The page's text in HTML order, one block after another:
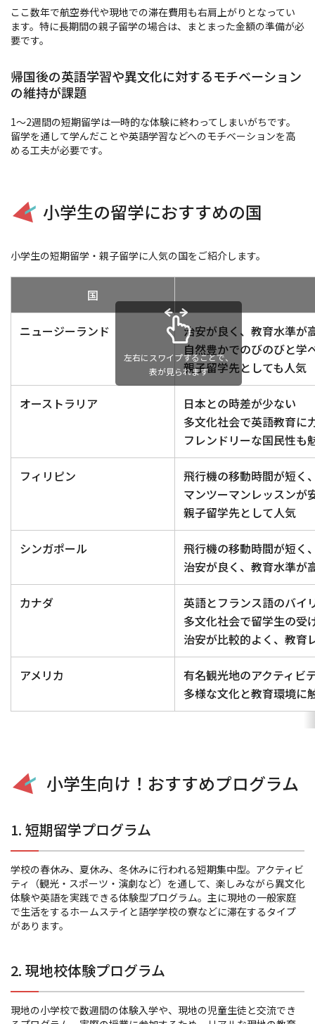
ここ数年で航空券代や現地での滞在費用も右肩上がりとなってい
ます。特に長期間の親子留学の場合は、まとまった金額の準備が必
要です。
帰国後の英語学習や異文化に対するモチベーション
の維持が課題
1～2週間の短期留学は一時的な体験に終わってしまいがちです。
留学を通して学んだことや英語学習などへのモチベーションを高
める工夫が必要です。
小学生の留学におすすめの国
小学生の短期留学・親子留学に人気の国をご紹介します。
国
ニュージーランド
治安が良く、教育水準が
自然豊かでのびのびと学
親子留学先としても人気
オーストラリア
日本との時差が少ない
多文化社会で英語教育に
フレンドリーな国民性も
フィリピン
飛行機の移動時間が短く
マンツーマンレッスンが
親子留学先として人気
シンガポール
飛行機の移動時間が短く
治安が良く、教育水準が
カナダ
英語とフランス語のバイ
多文化社会で留学生の受
治安が比較的よく、教育
アメリカ
有名観光地のアクティビ
多様な文化と教育環境に
左右にスワイプすることで、
表が見られます
小学生向け！おすすめプログラム
1. 短期留学プログラム
学校の春休み、夏休み、冬休みに行われる短期集中型。アクティビ
ティ（観光・スポーツ・演劇など）を通して、楽しみながら異文化
体験や英語を実践できる体験型プログラム。主に現地の一般家庭
で生活をするホームステイと語学学校の寮などに滞在するタイプ
があります。
2. 現地校体験プログラム
現地の小学校で数週間の体験入学や、現地の児童生徒と交流でき